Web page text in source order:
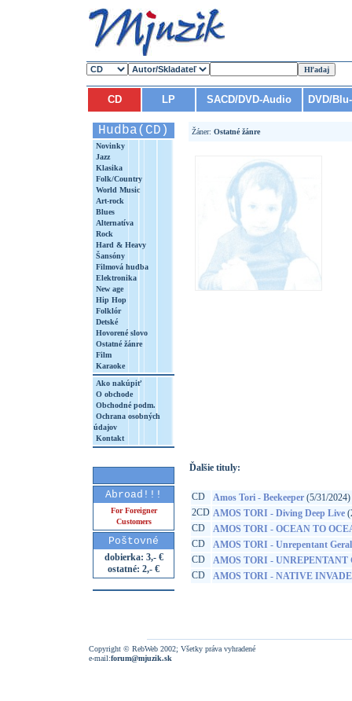
CD LP SACD/DVD-Audio DVD/
Hudba(CD)
Novinky
Jazz
Klasika
Folk/Country
World Music
Art-rock
Blues
Alternatíva
Rock
Hard & Heavy
Šansóny
Filmová hudba
Elektronika
New age
Hip Hop
Folklór
Detské
Hovorené slovo
Ostatné žánre
Film
Karaoke
Ako nakúpiť
O obchode
Obchodné podm.
Ochrana osobných
údajov
Kontakt
Abroad!!!
For Foreigner
Customers
Poštovné
dobierka: 3,- €
ostatné: 2,- €
Žáner: Ostatné žánre
Ďalšie tituly:
CD Amos Tori - Beekeeper (5/31/2024)
2CD AMOS TORI - Diving Deep Live
CD
AMOS TORI - OCEAN TO
CD
AMOS TORI - Unrepentant
CD
AMOS TORI - UNREPENTANT
CD
AMOS TORI - NATIVE
Copyright © RebWeb 2002; Všetky práva vyhradené
e-mail:forum@mjuzik.sk